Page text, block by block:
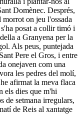
Domènec. Després,
morrot on jeu l'ossada
posat a collir timó i
a Granyena per la
Als peus, puntejada
Pere el Gros, i entre
onejaven com una
les pedres del molí,
afirmat la meva flaca
els dies que m'hi
de setmana irregulars,
de Reis al xantatge